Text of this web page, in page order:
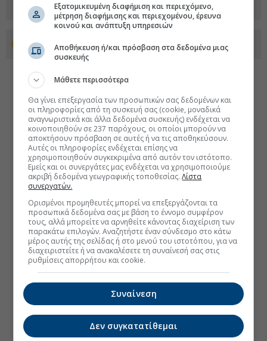
Προσθέστε το euro2day.gr στο Discover
Εξατομικευμένη διαφήμιση και περιεχόμενο,
μέτρηση διαφήμισης και περιεχομένου, έρευνα
κοινού και ανάπτυξη υπηρεσιών
Αποθήκευση ή/και πρόσβαση στα δεδομένα μιας
συσκευής
Μάθετε περισσότερα
Θα γίνει επεξεργασία των προσωπικών σας δεδομένων και
οι πληροφορίες από τη συσκευή σας (cookie, μοναδικά
αναγνωριστικά και άλλα δεδομένα συσκευής) ενδέχεται να
κοινοποιηθούν σε 237 παρόχους, οι οποίοι μπορούν να
αποκτήσουν πρόσβαση σε αυτές ή να τις αποθηκεύσουν.
Αυτές οι πληροφορίες ενδέχεται επίσης να
χρησιμοποιηθούν συγκεκριμένα από αυτόν τον ιστότοπο.
Εμείς και οι συνεργάτες μας ενδέχεται να χρησιμοποιούμε
ακριβή δεδομένα γεωγραφικής τοποθεσίας.Λίστα
συνεργατών.
Ορισμένοι προμηθευτές μπορεί να επεξεργάζονται τα
προσωπικά δεδομένα σας με βάση το έννομο συμφέρον
τους, αλλά μπορείτε να αρνηθείτε κάνοντας διαχείριση των
παρακάτω επιλογών. Αναζητήστε έναν σύνδεσμο στο κάτω
μέρος αυτής της σελίδας ή στο μενού του ιστοτόπου, για να
διαχειριστείτε ή να ανακαλέσετε τη συναίνεσή σας στις
ρυθμίσεις απορρήτου και cookie.
Συναίνεση
Δεν συγκατατίθεμαι